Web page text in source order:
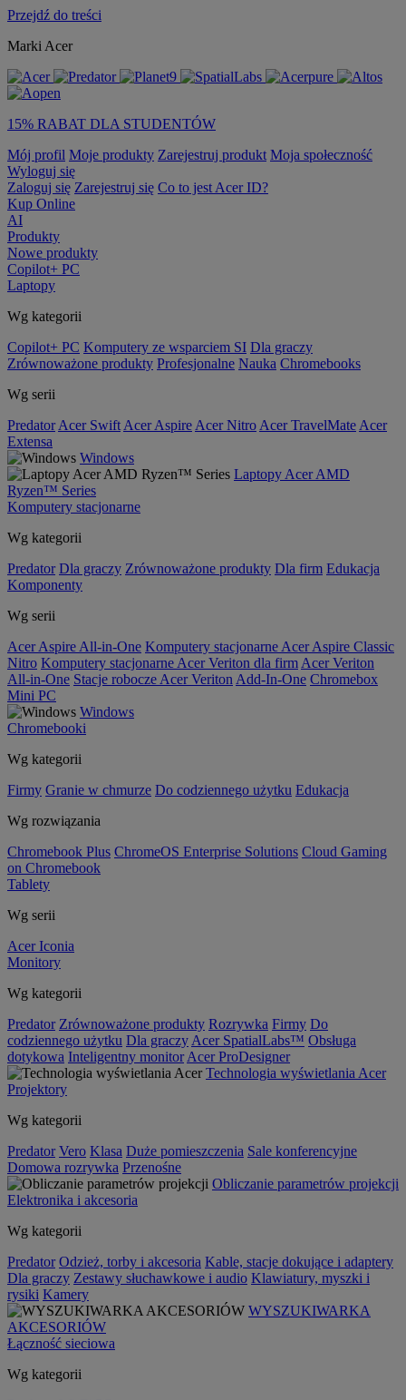
Przejdź do treści
Marki Acer
15% RABAT DLA STUDENTÓW
Mój profil Moje produkty Zarejestruj produkt Moja społeczność
Wyloguj się
Zaloguj się Zarejestruj się Co to jest Acer ID?
Kup Online
AI
Produkty
Nowe produkty
Copilot+ PC
Laptopy
Wg kategorii
Copilot+ PC Komputery ze wsparciem SI Dla graczy
Zrównoważone produkty Profesjonalne Nauka Chromebooks
Wg serii
Predator Acer Swift Acer Aspire Acer Nitro Acer TravelMate Acer
Extensa
Windows
Laptopy Acer AMD
Ryzen™ Series
Komputery stacjonarne
Wg kategorii
Predator Dla graczy Zrównoważone produkty Dla firm Edukacja
Komponenty
Wg serii
Acer Aspire All-in-One Komputery stacjonarne Acer Aspire Classic
Nitro Komputery stacjonarne Acer Veriton dla firm Acer Veriton
All-in-One Stacje robocze Acer Veriton Add-In-One Chromebox
Mini PC
Windows
Chromebooki
Wg kategorii
Firmy Granie w chmurze Do codziennego użytku Edukacja
Wg rozwiązania
Chromebook Plus ChromeOS Enterprise Solutions Cloud Gaming
on Chromebook
Tablety
Wg serii
Acer Iconia
Monitory
Wg kategorii
Predator Zrównoważone produkty Rozrywka Firmy Do
codziennego użytku Dla graczy Acer SpatialLabs™ Obsługa
dotykowa Inteligentny monitor Acer ProDesigner
Technologia wyświetlania Acer
Projektory
Wg kategorii
Predator Vero Klasa Duże pomieszczenia Sale konferencyjne
Domowa rozrywka Przenośne
Obliczanie parametrów projekcji
Elektronika i akcesoria
Wg kategorii
Predator Odzież, torby i akcesoria Kable, stacje dokujące i adaptery
Dla graczy Zestawy słuchawkowe i audio Klawiatury, myszki i
rysiki Kamery
WYSZUKIWARKA
AKCESORIÓW
Łączność sieciowa
Wg kategorii